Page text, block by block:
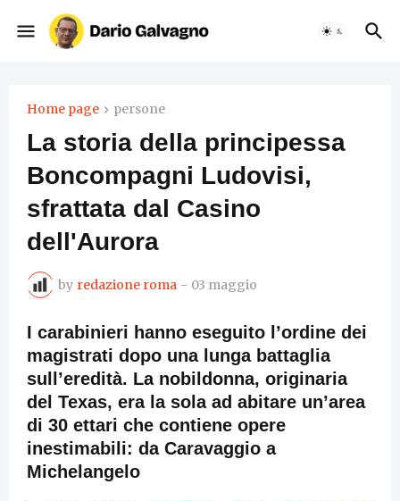
Home page persone
La storia della principessa
Boncompagni Ludovisi,
sfrattata dal Casino
dell'Aurora
by redazione roma - 03 maggio
I carabinieri hanno eseguito l’ordine dei
magistrati dopo una lunga battaglia
sull’eredità. La nobildonna, originaria
del Texas, era la sola ad abitare un’area
di 30 ettari che contiene opere
inestimabili: da Caravaggio a
Michelangelo